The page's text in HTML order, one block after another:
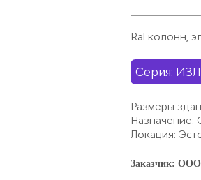
Ral колонн,
Серия:
Размеры
Назначение:
Локация:
Заказчик: ООО